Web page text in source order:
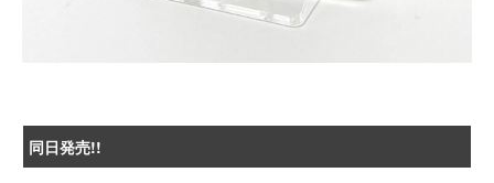
同日発売!!